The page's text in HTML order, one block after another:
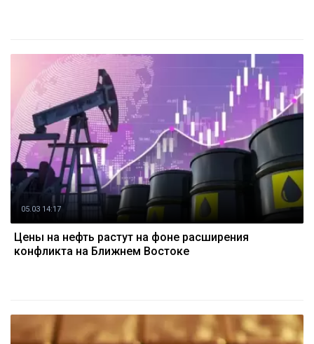
05.03 14:17
Цены на нефть растут на фоне расширения
конфликта на Ближнем Востоке